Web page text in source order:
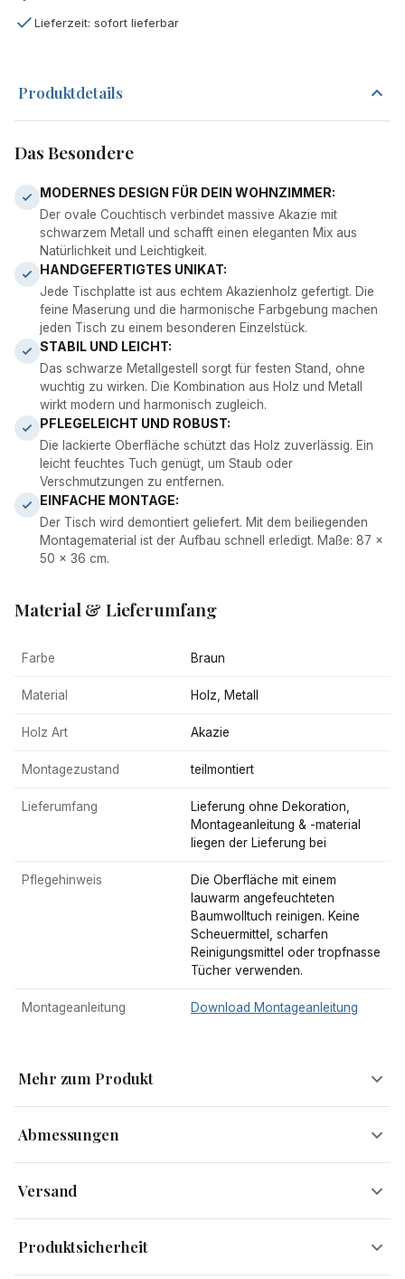
Lieferzeit: sofort lieferbar
Produktdetails
Das Besondere
MODERNES DESIGN FÜR DEIN WOHNZIMMER:
Der ovale Couchtisch verbindet massive Akazie mit
schwarzem Metall und schafft einen eleganten Mix aus
Natürlichkeit und Leichtigkeit.
HANDGEFERTIGTES UNIKAT:
Jede Tischplatte ist aus echtem Akazienholz gefertigt. Die
feine Maserung und die harmonische Farbgebung machen
jeden Tisch zu einem besonderen Einzelstück.
STABIL UND LEICHT:
Das schwarze Metallgestell sorgt für festen Stand, ohne
wuchtig zu wirken. Die Kombination aus Holz und Metall
wirkt modern und harmonisch zugleich.
PFLEGELEICHT UND ROBUST:
Die lackierte Oberfläche schützt das Holz zuverlässig. Ein
leicht feuchtes Tuch genügt, um Staub oder
Verschmutzungen zu entfernen.
EINFACHE MONTAGE:
Der Tisch wird demontiert geliefert. Mit dem beiliegenden
Montagematerial ist der Aufbau schnell erledigt. Maße: 87 x
50 x 36 cm.
Material & Lieferumfang
Farbe Braun
Material Holz, Metall
Holz Art Akazie
Montagezustand teilmontiert
Lieferumfang
Lieferung ohne Dekoration,
Montageanleitung & -material
liegen der Lieferung bei
Pflegehinweis
Die Oberfläche mit einem
lauwarm angefeuchteten
Baumwolltuch reinigen. Keine
Scheuermittel, scharfen
Reinigungsmittel oder tropfnasse
Tücher verwenden.
Montageanleitung Download Montageanleitung
Mehr zum Produkt
Ovaler Couchtisch aus Akazie Massivholz – elegant,
modern und handgefertigt.
Dieser Sofatisch vereint natürliche Materialien mit modernem
Abmessungen
Versand
Kostenloser Versand
Produktsicherheit